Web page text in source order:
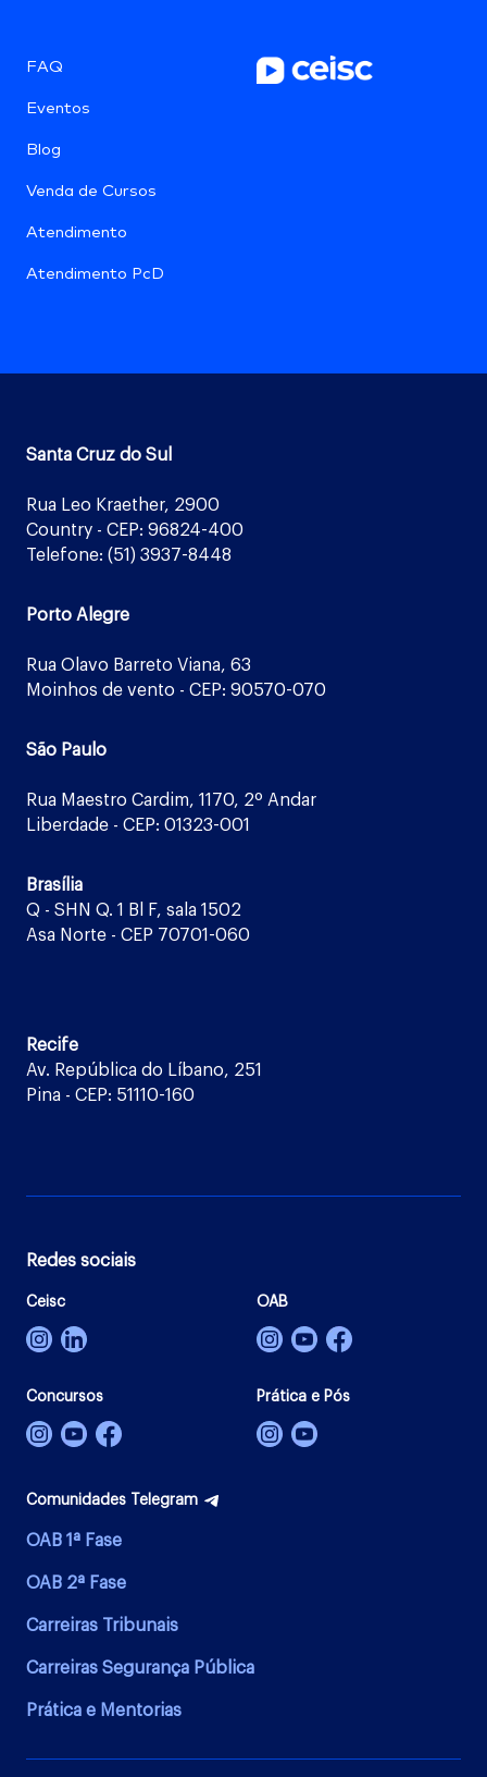
FAQ
Eventos
Blog
Venda de Cursos
Atendimento
Atendimento PcD
Santa Cruz do Sul
Rua Leo Kraether, 2900
Country - CEP: 96824-400
Telefone: (51) 3937-8448
Porto Alegre
Rua Olavo Barreto Viana, 63
Moinhos de vento - CEP: 90570-070
São Paulo
Rua Maestro Cardim, 1170, 2º Andar
Liberdade - CEP: 01323-001
Brasília
Q - SHN Q. 1 Bl F, sala 1502
Asa Norte - CEP 70701-060
Recife
Av. República do Líbano, 251
Pina - CEP: 51110-160
Redes sociais
Ceisc OAB
Concursos Prática e Pós
Comunidades Telegram
OAB 1ª Fase
OAB 2ª Fase
Carreiras Tribunais
Carreiras Segurança Pública
Prática e Mentorias